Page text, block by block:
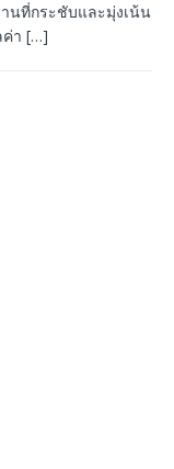
นที่กระชับและมุ่งเน้น
า […]